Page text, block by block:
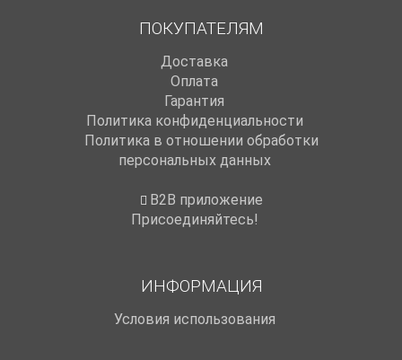
ПОКУПАТЕЛЯМ
Доставка
Оплата
Гарантия
Политика конфиденциальности
Политика в отношении обработки
персональных данных
B2B приложение
Присоединяйтесь!
ИНФОРМАЦИЯ
Условия использования